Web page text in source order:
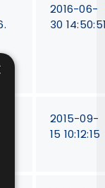
2016-06-
30
2015-09-
15 10:12:15